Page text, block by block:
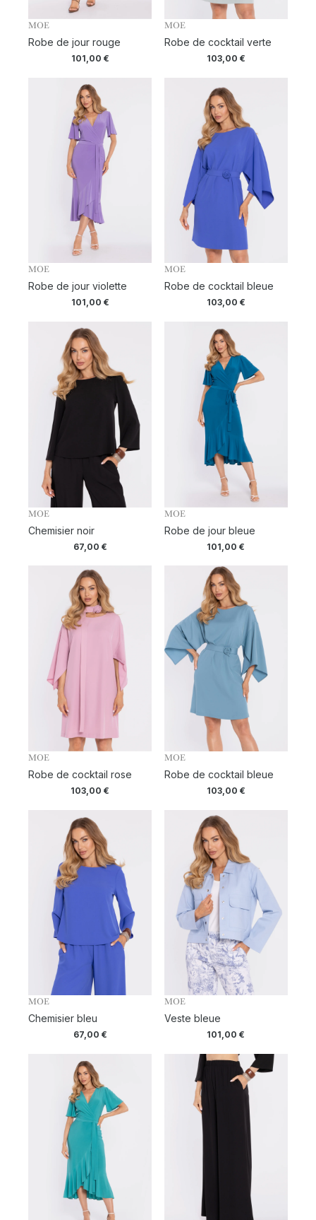
MOE
Robe de jour rouge
101,00 €
MOE
Robe de cocktail verte
103,00 €
MOE
Robe de jour violette
101,00 €
MOE
Robe de cocktail bleue
103,00 €
MOE
Chemisier noir
67,00 €
MOE
Robe de jour bleue
101,00€
MOE
Robe de cocktail rose
103,00€
MOE
Robe de cocktail bleue
103,00 €
MOE
Chemisier bleu
67,00 €
MOE
Veste bleue
101,00€